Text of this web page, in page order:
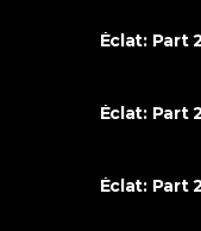
Éclat: Part
Éclat: Part
Éclat: Part